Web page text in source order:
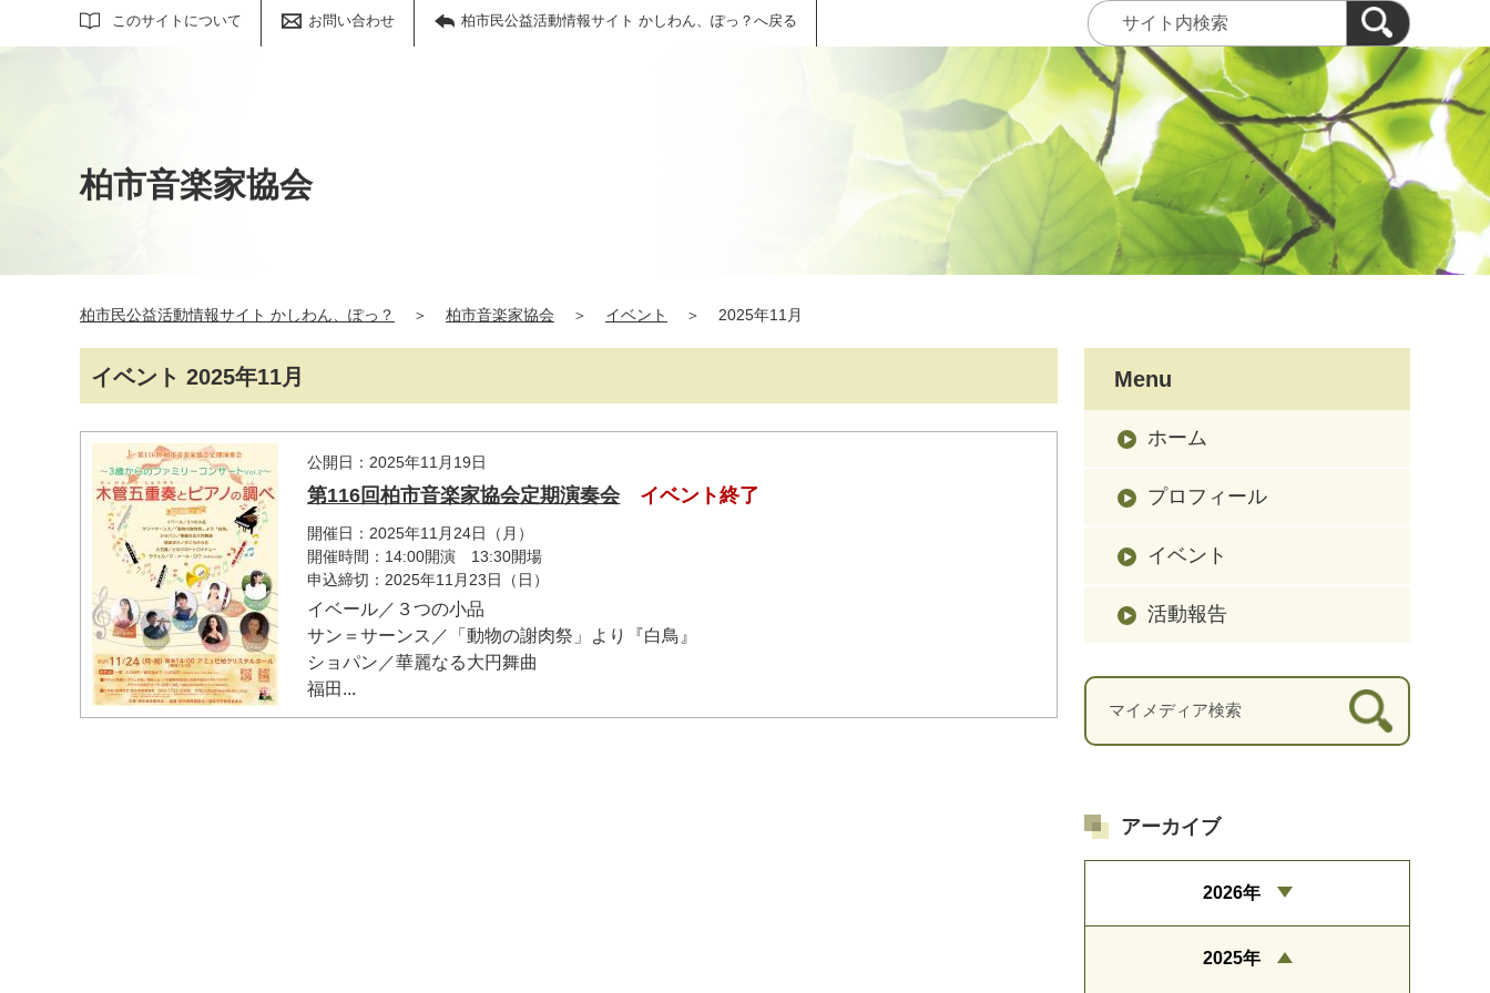
このサイトについて お問い合わせ 柏市民公益活動情報サイト かしわん、ぽっ？へ戻る
サイト内検索
柏市音楽家協会
柏市民公益活動情報サイト かしわん、ぽっ？ ＞ 柏市音楽家協会 ＞ イベント ＞ 2025年11月
イベント 2025年11月
公開日：2025年11月19日
第116回柏市音楽家協会定期演奏会 イベント終了
開催日：2025年11月24日（月）
開催時間：14:00開演 13:30開場
申込締切：2025年11月23日（日）
イベール／３つの小品
サン＝サーンス／「動物の謝肉祭」より『白鳥』
ショパン／華麗なる大円舞曲
福田...
Menu
ホーム
プロフィール
イベント
活動報告
マイメディア検索
アーカイブ
2026年
2025年